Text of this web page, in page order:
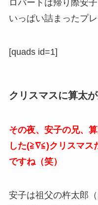
ロバートは帰り際安
いっぱい詰まったプ
[quads id=1]
クリスマスに算太
その夜、安子の兄、
した(≧∇≦)クリスマス
ですね（笑）
安子は祖父の杵太郎